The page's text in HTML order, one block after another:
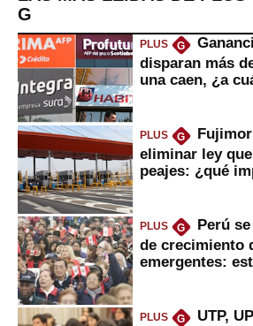
G
PLUS G
disparan más
una caen, ¿a
PLUS G
eliminar ley
peajes: ¿qué
PLUS G
Perú
de crecimiento
emergentes:
PLUS G
UTP,